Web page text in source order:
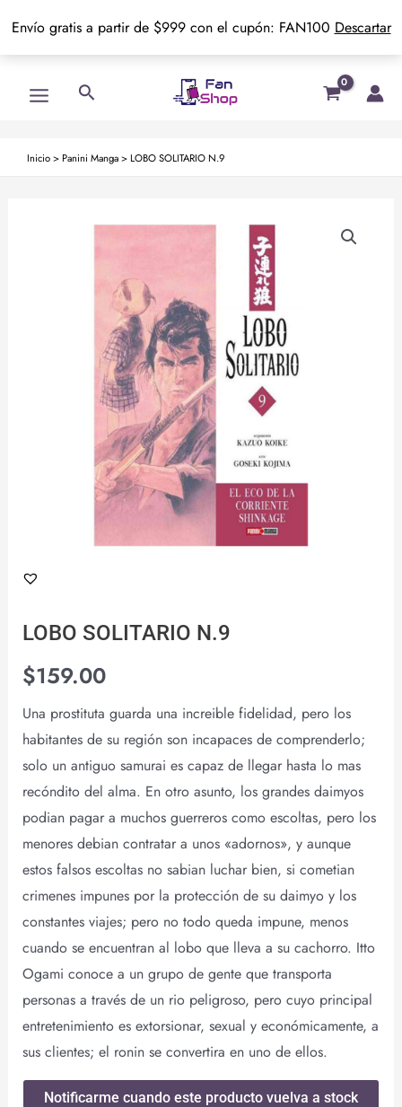
Envío gratis a partir de $999 con el cupón: FAN100 Descartar
Menu
Buscar
Inicio> Panini Manga> LOBO SOLITARIO N.9
LOBO SOLITARIO N.9
$159.00
Una prostituta guarda una increible fidelidad, pero los
habitantes de su región son incapaces de comprenderlo;
solo un antiguo samurai es capaz de llegar hasta lo mas
recóndito del alma. En otro asunto, los grandes daimyos
podian pagar a muchos guerreros como escoltas, pero los
menores debian contratar a unos «adornos», y aunque
estos falsos escoltas no sabian luchar bien, si cometian
crimenes impunes por la protección de su daimyo y los
constantes viajes; pero no todo queda impune, menos
cuando se encuentran al lobo que lleva a su cachorro. Itto
Ogami conoce a un grupo de gente que transporta
personas a través de un rio peligroso, pero cuyo principal
entretenimiento es extorsionar, sexual y económicamente, a
sus clientes; el ronin se convertira en uno de ellos.
Notificarme cuando este producto vuelva a stock